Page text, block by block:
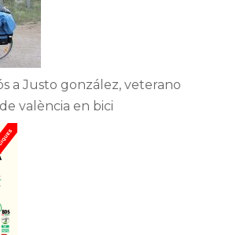
a Justo gonzález, veterano
valència en bici